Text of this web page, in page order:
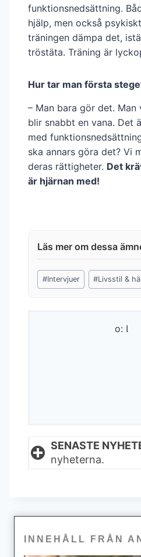
funktionsnedsättning.
hjälp, men också
träningen dämpa det,
tröstäta. Träning är
Hur tar man första
– Man bara gör det.
blir snabbt en vana. Det
med
ska annars göra det? Vi
deras rättigheter. Det
är hjärnan med!
Post
Tags:
#Intervjuer #Livsstil &
SENASTE
nyheterna.
INNEHÅLL FRÅN